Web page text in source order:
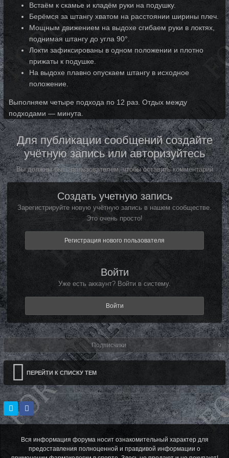
Встаём к скамье и кладём руки на подушку.
Берёмся за штангу хватом на расстоянии ширины плеч.
Мощным движением на выдохе сгибаем руки в локтях,
поднимая штангу до угла 90°.
Локти зафиксированы в одном положении и плотно
прижаты к подушке.
На выдохе плавно опускаем штангу в исходное
положение.
Выполняем четыре подхода по 12 раз. Отдых между
подходами — минута.
Для публикации сообщений создайте
учётную запись или авторизуйтесь
Вы должны быть пользователем, чтобы оставить комментарий
Создать учетную запись
Зарегистрируйте новую учётную запись в нашем сообществе.
Это очень просто!
Регистрация нового пользователя
Войти
Уже есть аккаунт? Войти в систему.
Войти
Подписчики 0
ПЕРЕЙТИ К СПИСКУ ТЕМ
Вся информация форума носит ознакомительный характер для
предоставления полноценной и правдивой информации о